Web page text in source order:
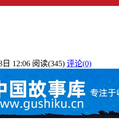
日 12:06 阅读(345) 评论(0)